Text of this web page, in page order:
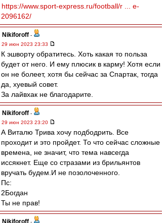
https://www.sport-express.ru/football/r ... e-
2096162/
Nikiforoff -
29 июн 2023 23:33
К эшворту обратитесь. Хоть какая то польза
будет от него. И ему плюсик в карму! Хотя если
он не болеет, хотя бы сейчас за Спартак, тогда
да, хуевый совет.
За лайвхак не благодарите.
Nikiforoff -
29 июн 2023 23:20
А Виталю Трива хочу подбодрить. Все
проходит и это пройдет. То что сейчас сложные
времена, не значит, что тема навсегда
иссякнет. Еще со стразами из брильянтов
вручать будем.И не позолоченного.
Пс:
2Богдан
Ты не прав!
Nikiforoff -